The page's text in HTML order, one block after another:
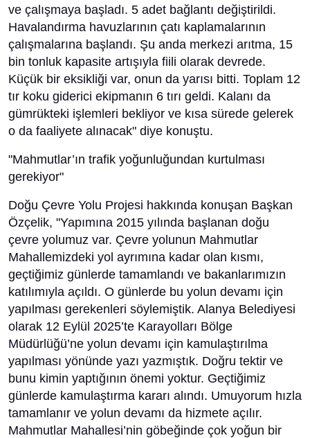
ve çalışmaya başladı. 5 adet bağlantı değiştirildi.
Havalandırma havuzlarının çatı kaplamalarının
çalışmalarına başlandı. Şu anda merkezi arıtma, 15
bin tonluk kapasite artışıyla fiili olarak devrede.
Küçük bir eksikliği var, onun da yarısı bitti. Toplam 12
tır koku giderici ekipmanın 6 tırı geldi. Kalanı da
gümrükteki işlemleri bekliyor ve kısa sürede gelerek
o da faaliyete alınacak" diye konuştu.
"Mahmutlar’ın trafik yoğunluğundan kurtulması
gerekiyor"
Doğu Çevre Yolu Projesi hakkında konuşan Başkan
Özçelik, "Yapımına 2015 yılında başlanan doğu
çevre yolumuz var. Çevre yolunun Mahmutlar
Mahallemizdeki yol ayrımına kadar olan kısmı,
geçtiğimiz günlerde tamamlandı ve bakanlarımızın
katılımıyla açıldı. O günlerde bu yolun devamı için
yapılması gerekenleri söylemiştik. Alanya Belediyesi
olarak 12 Eylül 2025’te Karayolları Bölge
Müdürlüğü’ne yolun devamı için kamulaştırılma
yapılması yönünde yazı yazmıştık. Doğru tektir ve
bunu kimin yaptığının önemi yoktur. Geçtiğimiz
günlerde kamulaştırma kararı alındı. Umuyorum hızla
tamamlanır ve yolun devamı da hizmete açılır.
Mahmutlar Mahallesi’nin göbeğinde çok yoğun bir